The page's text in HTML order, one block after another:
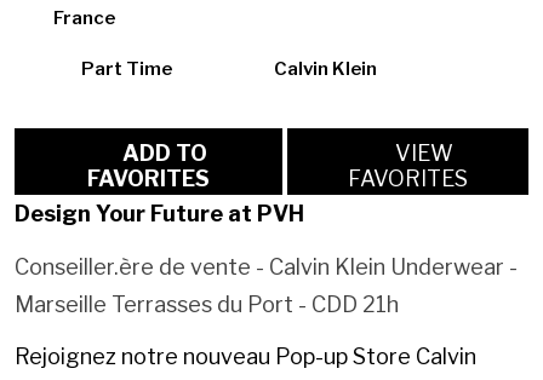
France
Part Time Calvin Klein
FAVORITES
VIEW
FAVORITES
Design Your Future at PVH
Conseiller.ère de vente - Calvin Klein Underwear -
Marseille Terrasses du Port - CDD 21h
Rejoignez notre nouveau Pop-up Store Calvin